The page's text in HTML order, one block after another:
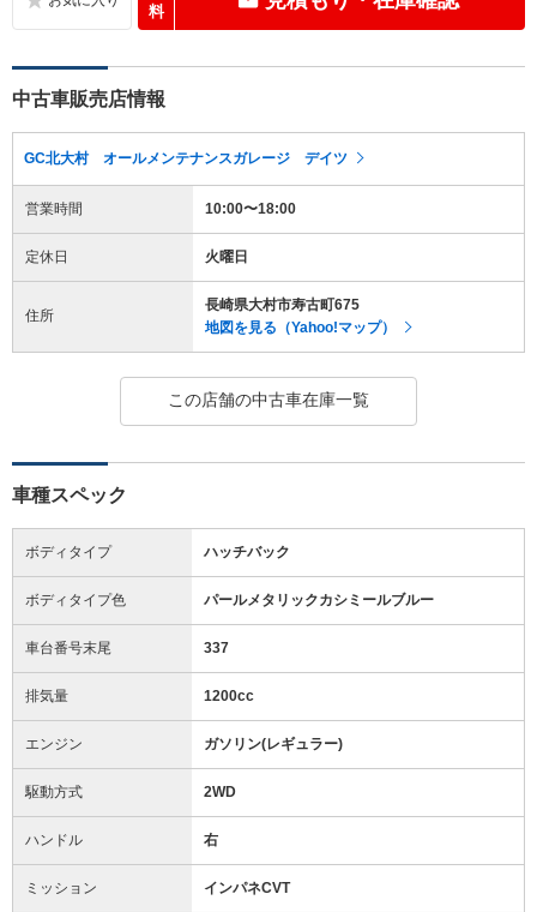
料
中古車販売店情報
GC北大村 オールメンテナンスガレージ デイツ
営業時間 10:00〜18:00
定休日 火曜日
住所
長崎県大村市寿古町675
地図を見る（Yahoo!マップ）
この店舗の中古車在庫一覧
車種スペック
ボディタイプ ハッチバック
ボディタイプ色 パールメタリックカシミールブルー
車台番号末尾 337
排気量 1200cc
エンジン ガソリン(レギュラー)
駆動方式 2WD
ハンドル 右
ミッション インパネCVT